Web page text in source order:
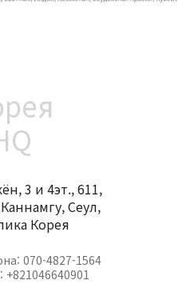
3 и 4эт., 611,
Сеул,
Корея
070-4827-1564